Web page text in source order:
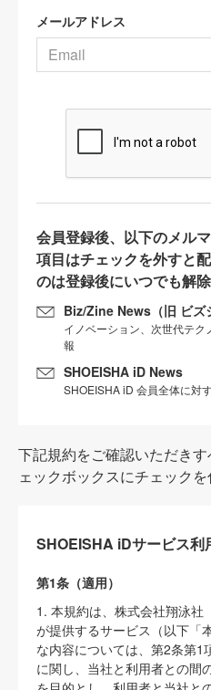
メールアドレス
会員登録後、以下のメル
項目はチェックを外すと
のは登録後にいつでも解除
Biz/Zine News（旧 ビズ
イノベーション、次世代テ
報
SHOEISHA iD News
SHOEISHA iD 会員全体に対
下記規約をご確認いただき
ェックボックスにチェックを
SHOEISHA iDサービス利
第1条（適用）
1. 本規約は、株式会社翔泳社
が提供するサービス（以下「
な内容については、第2条第1
に関し、当社と利用者との間